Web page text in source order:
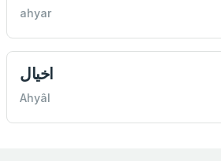
ahyar
اخيال
Ahyâl